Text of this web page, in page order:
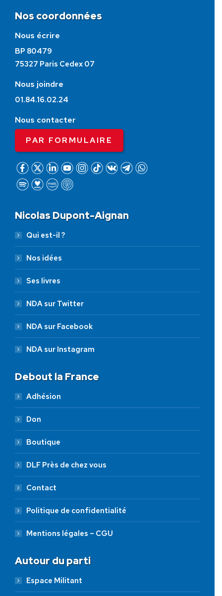
Nos coordonnées
Nous écrire
BP 80479
75327 Paris Cedex 07
Nous joindre
01.84.16.02.24
Nous contacter
PAR FORMULAIRE
Nicolas Dupont-Aignan
Qui est-il ?
Nos idées
Ses livres
NDA sur Twitter
NDA sur Facebook
NDA sur Instagram
Debout la France
Adhésion
Don
Boutique
DLF Près de chez vous
Contact
Politique de confidentialité
Mentions légales – CGU
Autour du parti
Espace Militant